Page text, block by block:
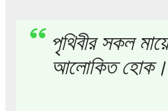
পৃথিবীর সকল
আলোকিত হোক।